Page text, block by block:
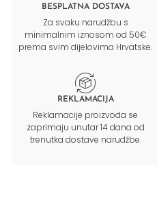
BESPLATNA DOSTAVA
Za svaku narudžbu s
minimalnim iznosom od 50€
prema svim dijelovima Hrvatske.
REKLAMACIJA
Reklamacije proizvoda se
zaprimaju unutar 14 dana od
trenutka dostave narudžbe.